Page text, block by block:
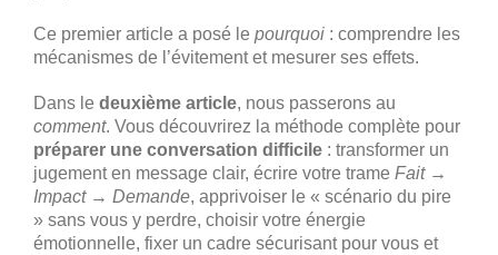
Ce premier article a posé le pourquoi : comprendre les
mécanismes de l’évitement et mesurer ses effets.
Dans le deuxième article, nous passerons au
comment. Vous découvrirez la méthode complète pour
préparer une conversation difficile : transformer un
jugement en message clair, écrire votre trame Fait →
Impact → Demande, apprivoiser le « scénario du pire
» sans vous y perdre, choisir votre énergie
émotionnelle, fixer un cadre sécurisant pour vous et